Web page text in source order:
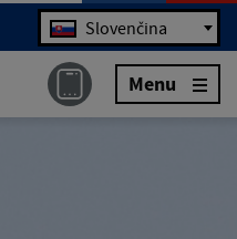
Jazyk Slovenčina
Menu